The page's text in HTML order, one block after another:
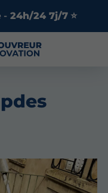
- 24h/24 7j/7 ⭐